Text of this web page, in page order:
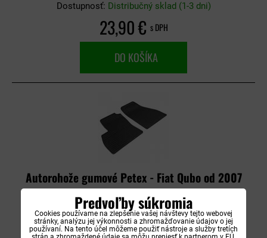
Dostupnosť: Distribučný sklad (1-3 dni)
23,90 € s DPH
DO KOŠÍKA
Autorohože gumové Petex - Fiat Qubo od 2007
predné
Skladové číslo:25810
Dostupnosť: Distribučný sklad (1-3 dni)
Predvoľby súkromia
Cookies používame na zlepšenie vašej návštevy tejto webovej
stránky, analýzu jej výkonnosti a zhromažďovanie údajov o jej
používaní. Na tento účel môžeme použiť nástroje a služby tretích